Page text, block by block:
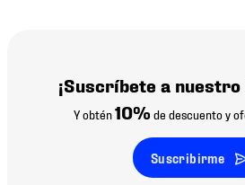
¡Suscríbete a
Y obtén10% de descuento y
Suscribirme